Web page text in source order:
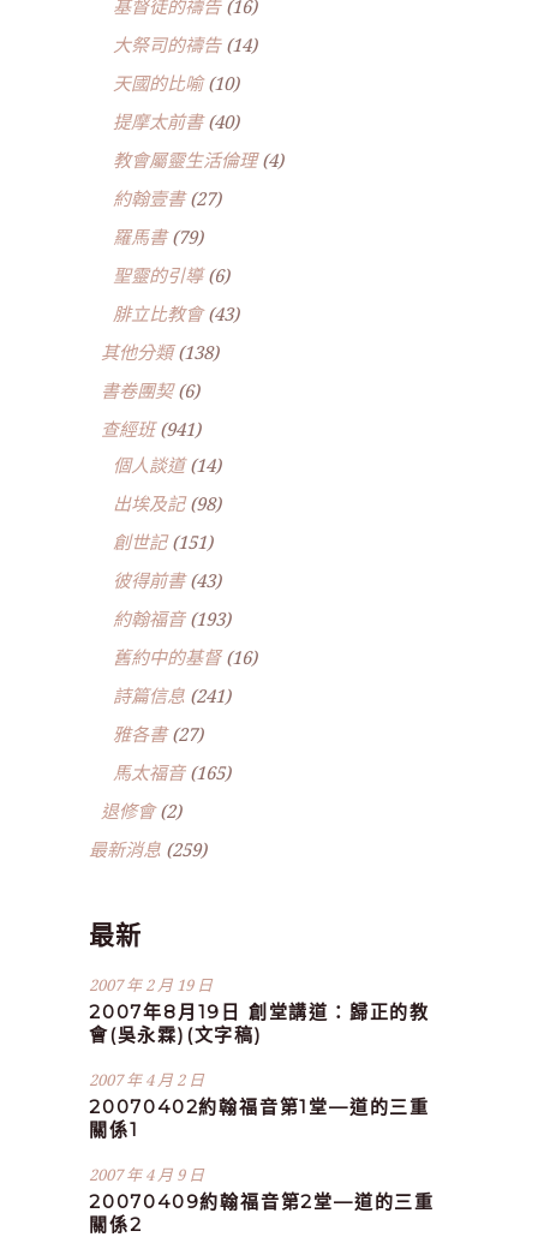
基督徒的禱告(16)
大祭司的禱告(14)
天國的比喻(10)
提摩太前書(40)
教會屬靈生活倫理(4)
約翰壹書(27)
羅馬書(79)
聖靈的引導(6)
腓立比教會(43)
其他分類(138)
書卷團契(6)
查經班(941)
個人談道(14)
出埃及記(98)
創世記(151)
彼得前書(43)
約翰福音(193)
舊約中的基督(16)
詩篇信息 (241)
雅各書(27)
馬太福音(165)
退修會(2)
最新消息 (259)
最新
2007 年 2 月 19 日
2007年8月19日 創堂講道：歸正的教
會(吳永霖)(文字稿)
2007 年 4 月 2 日
20070402約翰福音第1堂—道的三重
關係1
2007 年 4 月 9 日
20070409約翰福音第2堂—道的三重
關係2